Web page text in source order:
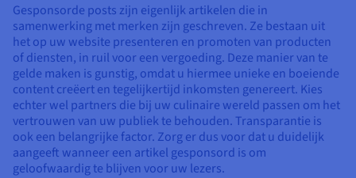
Gesponsorde posts zijn eigenlijk artikelen die in
samenwerking met merken zijn geschreven. Ze bestaan uit
het op uw website presenteren en promoten van producten
of diensten, in ruil voor een vergoeding. Deze manier van te
gelde maken is gunstig, omdat u hiermee unieke en boeiende
content creëert en tegelijkertijd inkomsten genereert. Kies
echter wel partners die bij uw culinaire wereld passen om het
vertrouwen van uw publiek te behouden. Transparantie is
ook een belangrijke factor. Zorg er dus voor dat u duidelijk
aangeeft wanneer een artikel gesponsord is om
geloofwaardig te blijven voor uw lezers.